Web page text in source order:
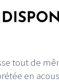
tout de
en